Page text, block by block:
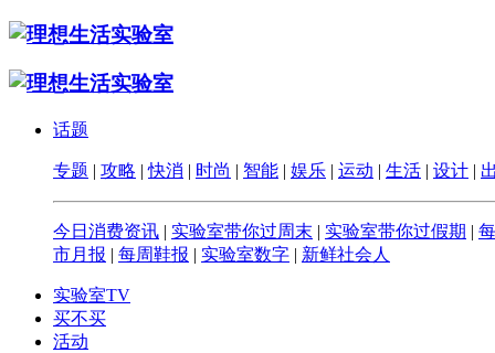
话题
专题 | 攻略 | 快消 | 时尚 | 智能 | 娱乐 | 运动 | 生活 | 设计 |
今日消费资讯 | 实验室带你过周末 | 实验室带你过假期 |
市月报 | 每周鞋报 | 实验室数字 | 新鲜社会人
实验室TV
买不买
活动